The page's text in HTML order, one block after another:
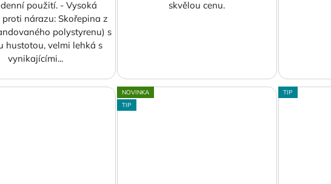
použití. - Vysoká
nárazu: Skořepina z
polystyrenu) s
hustotou, velmi lehká s
vynikajícími...
skvělou cenu.
NOVINKA
TIP
TIP